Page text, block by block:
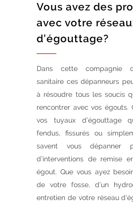
Vous avez des
avec votre
d’égouttage?
Dans cette compagnie
sanitaire ces dépanneurs
à résoudre tous les soucis
rencontrer avec vos égouts.
vos tuyaux d’égouttage
fendus, fissurés ou
savent vous dépanner
d’interventions de remise
égout. Que vous ayez
de votre fosse, d’un
entretien de votre réseau